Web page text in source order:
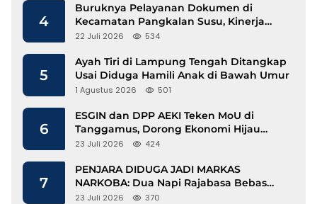
4
Buruknya Pelayanan Dokumen di
Kecamatan Pangkalan Susu, Kinerja
Disdukcapil Langkat Disorot
22 Juli 2026 534
5
Ayah Tiri di Lampung Tengah Ditangkap
Usai Diduga Hamili Anak di Bawah Umur
1 Agustus 2026 501
6
ESGIN dan DPP AEKI Teken MoU di
Tanggamus, Dorong Ekonomi Hijau
Berbasis Kopi dan Perdagangan Karbon
23 Juli 2026 424
7
PENJARA DIDUGA JADI MARKAS
NARKOBA: Dua Napi Rajabasa Bebas
Gunakan HP, Muncul Dugaan
23 Juli 2026 370